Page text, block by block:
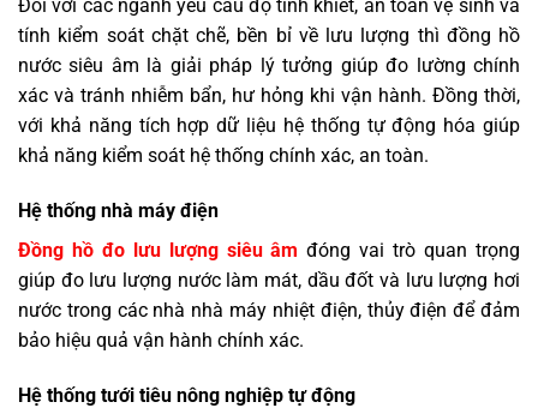
Đối với các ngành yêu cầu độ tinh khiết, an toàn vệ sinh và
tính kiểm soát chặt chẽ, bền bỉ về lưu lượng thì đồng hồ
nước siêu âm là giải pháp lý tưởng giúp đo lường chính
xác và tránh nhiễm bẩn, hư hỏng khi vận hành. Đồng thời,
với khả năng tích hợp dữ liệu hệ thống tự động hóa giúp
khả năng kiểm soát hệ thống chính xác, an toàn.
Hệ thống nhà máy điện
Đồng hồ đo lưu lượng siêu âmđóng vai trò quan trọng
giúp đo lưu lượng nước làm mát, dầu đốt và lưu lượng hơi
nước trong các nhà nhà máy nhiệt điện, thủy điện để đảm
bảo hiệu quả vận hành chính xác.
Hệ thống tưới tiêu nông nghiệp tự động